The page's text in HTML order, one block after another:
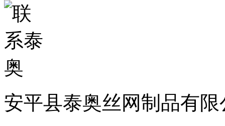
安平县泰奥丝网制品有限